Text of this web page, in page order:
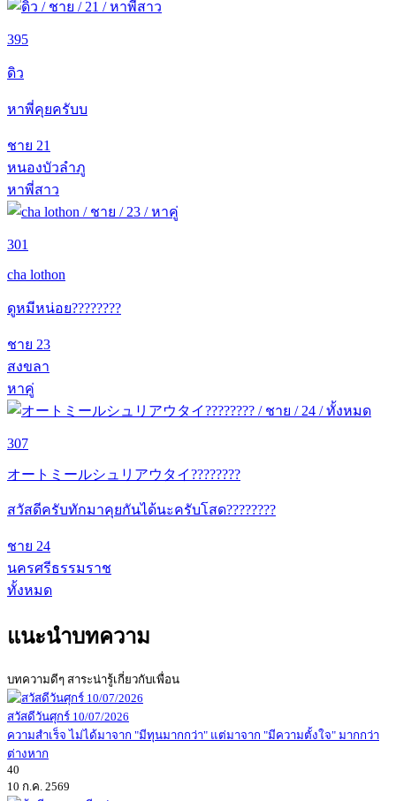
395
ดิว
หาพี่คุยครับบ
ชาย 21
หนองบัวลำภู
หาพี่สาว
301
cha lothon
ดูหมีหน่อย????????
ชาย 23
สงขลา
หาคู่
307
オートミールシュリアウタイ????????
สวัสดีครับทักมาคุยกันได้นะครับโสด????????
ชาย 24
นครศรีธรรมราช
ทั้งหมด
แนะนำบทความ
บทความดีๆ สาระน่ารู้เกี่ยวกับเพื่อน
สวัสดีวันศุกร์ 10/07/2026
ความสำเร็จ ไม่ได้มาจาก "มีทุนมากกว่า" แต่มาจาก "มีความตั้งใจ" มากกว่า
ต่างหาก
40
10 ก.ค. 2569